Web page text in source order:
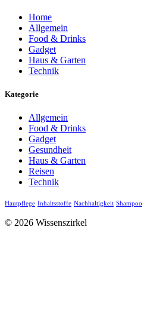
Home
Allgemein
Food & Drinks
Gadget
Haus & Garten
Technik
Kategorie
Allgemein
Food & Drinks
Gadget
Gesundheit
Haus & Garten
Reisen
Technik
Hautpflege Inhaltsstoffe Nachhaltigkeit Shampoo
© 2026 Wissenszirkel